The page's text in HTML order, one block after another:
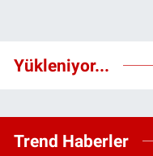
Yükleniyor...
Trend Haberler